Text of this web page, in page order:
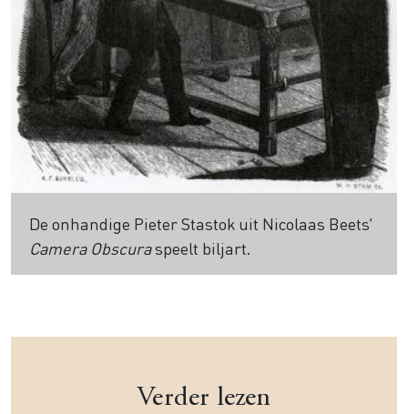
De onhandige Pieter Stastok uit Nicolaas Beets’
Camera Obscuraspeelt biljart.
Verder lezen